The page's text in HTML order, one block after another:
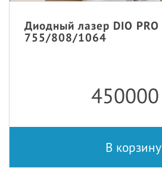
Диодный лазер DIO PRO
755/808/1064
450000
В корзину